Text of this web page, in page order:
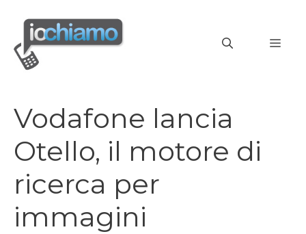
contenuto
Vodafone lancia
Otello, il motore di
ricerca per
immagini